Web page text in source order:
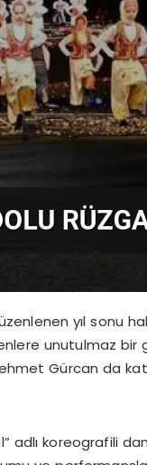
yıl sonu
unutulmaz bir
Gürcan da
adlı koreografili